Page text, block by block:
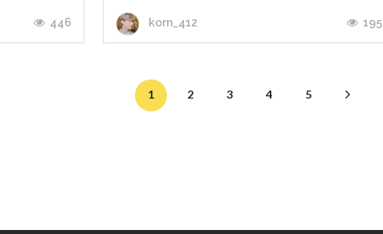
446
ก่อนไป เส้นผมยาวสลวยจนถึงก...
korn_412 195
1 2 3 4 5